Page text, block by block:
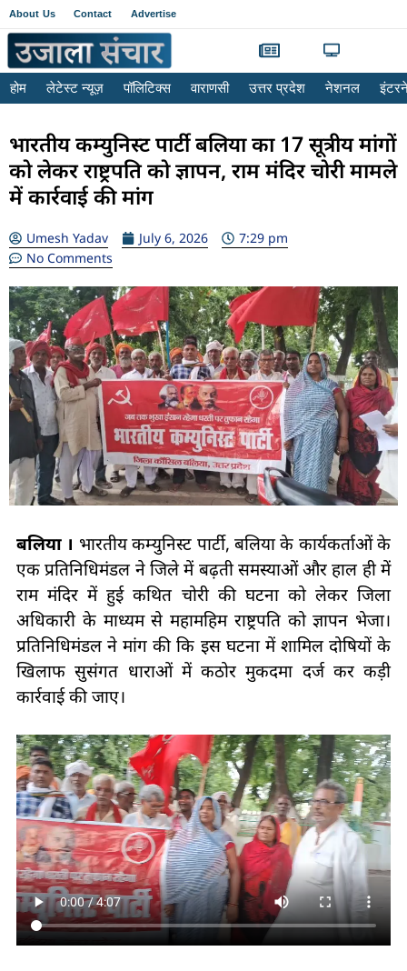
About Us Contact Advertise
होम लेटेस्ट न्यूज़ पॉलिटिक्स वाराणसी उत्तर प्रदेश नेशनल
भारतीय कम्युनिस्ट पार्टी बलिया का 17 सूत्रीय मांगों
को लेकर राष्ट्रपति को ज्ञापन, राम मंदिर चोरी मामले
में कार्रवाई की मांग
Umesh Yadav July 6, 2026
7:29 pm
No Comments
बलिया । भारतीय कम्युनिस्ट पार्टी, बलिया के कार्यकर्ताओं के
एक प्रतिनिधिमंडल ने जिले में बढ़ती समस्याओं और हाल ही में
राम मंदिर में हुई कथित चोरी की घटना को लेकर जिला
अधिकारी के माध्यम से महामहिम राष्ट्रपति को ज्ञापन भेजा।
प्रतिनिधिमंडल ने मांग की कि इस घटना में शामिल दोषियों के
खिलाफ सुसंगत धाराओं में कठोर मुकदमा दर्ज कर कड़ी
कार्रवाई की जाए।